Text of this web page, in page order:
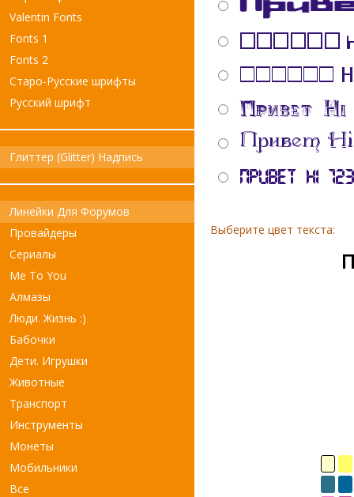
Valentin Fonts
Fonts 1
Fonts 2
Старо-Русские шрифты
Русский шрифт
Глиттер (Glitter) Надпись
Линейки Для Форумов
Провайдеры
Сериалы
Me To You
Алмазы
Люди. Жизнь :)
Бабочки
Дети. Игрушки
Животные
Транспорт
Инструменты
Монеты
Мобильники
Все
Выберите цвет текста: